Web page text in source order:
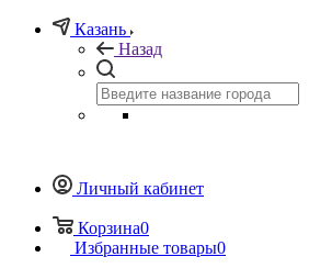
Казань
Назад
Личный кабинет
Корзина0
Избранные товары0